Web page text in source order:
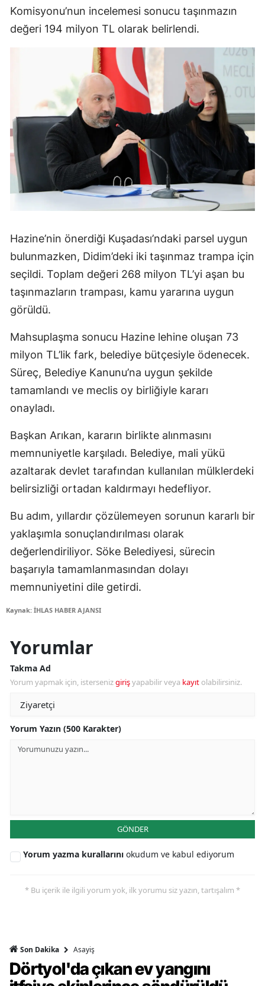
Komisyonu’nun incelemesi sonucu taşınmazın
değeri 194 milyon TL olarak belirlendi.
Hazine’nin önerdiği Kuşadası’ndaki parsel uygun
bulunmazken, Didim’deki iki taşınmaz trampa için
seçildi. Toplam değeri 268 milyon TL’yi aşan bu
taşınmazların trampası, kamu yararına uygun
görüldü.
Mahsuplaşma sonucu Hazine lehine oluşan 73
milyon TL’lik fark, belediye bütçesiyle ödenecek.
Süreç, Belediye Kanunu’na uygun şekilde
tamamlandı ve meclis oy birliğiyle kararı
onayladı.
Başkan Arıkan, kararın birlikte alınmasını
memnuniyetle karşıladı. Belediye, mali yükü
azaltarak devlet tarafından kullanılan mülklerdeki
belirsizliği ortadan kaldırmayı hedefliyor.
Bu adım, yıllardır çözülemeyen sorunun kararlı bir
yaklaşımla sonuçlandırılması olarak
değerlendiriliyor. Söke Belediyesi, sürecin
başarıyla tamamlanmasından dolayı
memnuniyetini dile getirdi.
Kaynak: İHLAS HABER AJANSI
Yorumlar
Takma Ad
Yorum yapmak için, istersenizgirişyapabilir veya kayıt olabilirsiniz.
Yorum Yazın (500 Karakter)
GÖNDER
Yorum yazma kurallarını okudum ve kabul ediyorum
* Bu içerik ile ilgili yorum yok, ilk yorumu siz yazın, tartışalım *
Son Dakika Asayiş
Dörtyol'da çıkan ev yangını